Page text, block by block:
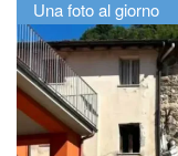
Una foto al giorno